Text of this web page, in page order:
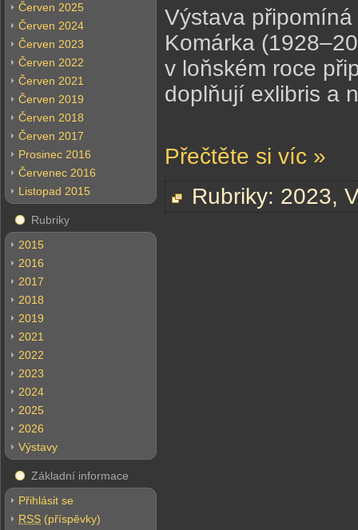
Červen 2025
Červen 2024
Červen 2023
Červen 2022
Červen 2021
Červen 2019
Červen 2018
Červen 2017
Prosinec 2016
Červenec 2016
Listopad 2015
Rubriky
2015
2016
2017
2018
2019
2021
2022
2023
2024
2025
2026
Výstavy
Základní informace
Přihlásit se
RSS (příspěvky)
Výstava
Komárka
v loňském roce
doplňují exlibris a
Přečtěte si víc »
Rubriky: 2023,